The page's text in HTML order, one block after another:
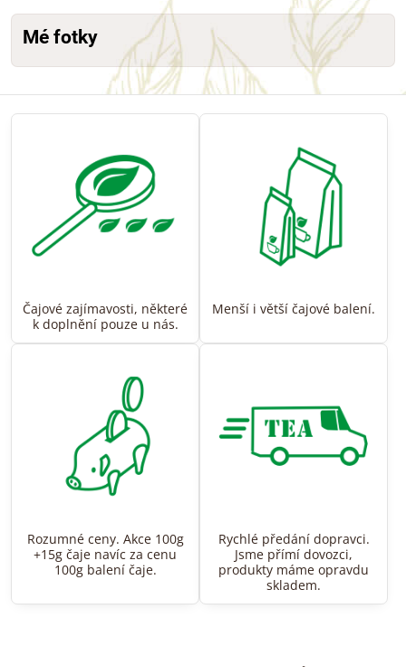
Mé fotky
Čajové zajímavosti, některé
k doplnění pouze u nás.
Menší i větší čajové balení.
Rozumné ceny. Akce 100g
+15g čaje navíc za cenu
100g balení čaje.
Rychlé předání dopravci.
Jsme přímí dovozci,
produkty máme opravdu
skladem.